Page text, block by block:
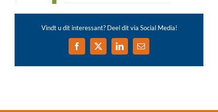
Vindt u dit interessant? Deel dit via Social Media!
Facebook
X LinkedIn
E-